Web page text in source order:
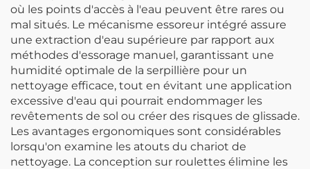
où les points d'accès à l'eau peuvent être rares ou
mal situés. Le mécanisme essoreur intégré assure
une extraction d'eau supérieure par rapport aux
méthodes d'essorage manuel, garantissant une
humidité optimale de la serpillière pour un
nettoyage efficace, tout en évitant une application
excessive d'eau qui pourrait endommager les
revêtements de sol ou créer des risques de glissade.
Les avantages ergonomiques sont considérables
lorsqu'on examine les atouts du chariot de
nettoyage. La conception sur roulettes élimine les